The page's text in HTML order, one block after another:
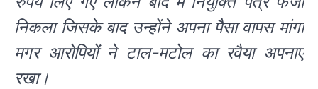
निकला जिसके बाद उन्होंने अपना पैसा वापस मांगा
मगर आरोपियों ने टाल-मटोल का रवैया अपनाए
रखा।